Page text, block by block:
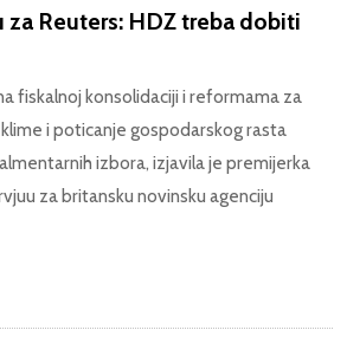
za Reuters: HDZ treba dobiti
fiskalnoj konsolidaciji i reformama za
i poticanje gospodarskog rasta
izbora, izjavila je premijerka
za britansku novinsku agenciju